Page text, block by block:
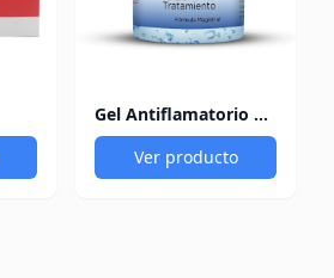
Gel Antiflamatorio 60Gr
Ver producto